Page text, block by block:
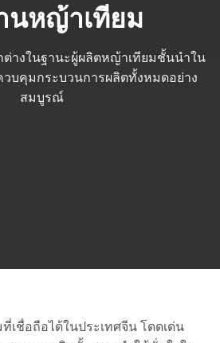
นหญ้าเทียม
างในฐานะผู้ผลิตหญ้าเทียมชั้นนำใน
วบคุมกระบวนการผลิตทั้งหมดอย่าง
สมบูรณ์
ชื่อถือได้ในประเทศจีน โดดเด่น